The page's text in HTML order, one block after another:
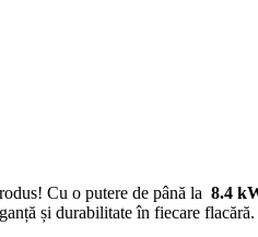
Cu o putere de până la 8.4
și durabilitate în fiecare flacără.